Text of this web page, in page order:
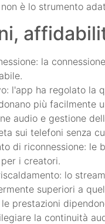
è lo strumento
la
l'app ha regolato la
più facilmente
audio e gestione
sui telefoni senza
di riconnessione: le
i creatori.
lo
superiori a
prestazioni
la continuità